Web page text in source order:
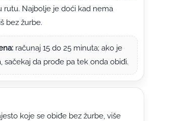
rutu. Najbolje je doći kad nema
bez žurbe.
računaj 15 do 25 minuta; ako je
sačekaj da prođe pa tek onda obiđi.
koje se obiđe bez žurbe, više